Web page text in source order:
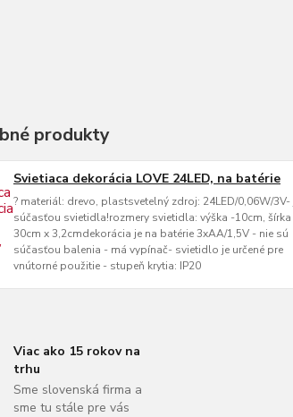
produkty
Svietiaca dekorácia LOVE 24LED, na batérie
? materiál: drevo, plastsvetelný zdroj: 24LED/0,06W/3V-
súčasťou svietidla!rozmery svietidla: výška -10cm,
30cm x 3,2cmdekorácia je na batérie 3xAA/1,5V - nie sú
súčasťou balenia - má vypínač- svietidlo je určené pre
vnútorné použitie - stupeň krytia: IP20
Viac ako 15 rokov na
trhu
Sme slovenská firma a
sme tu stále pre vás